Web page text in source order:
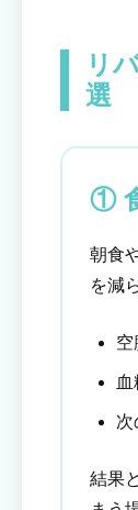
リ
選
①
朝食
を減
空
次
結果